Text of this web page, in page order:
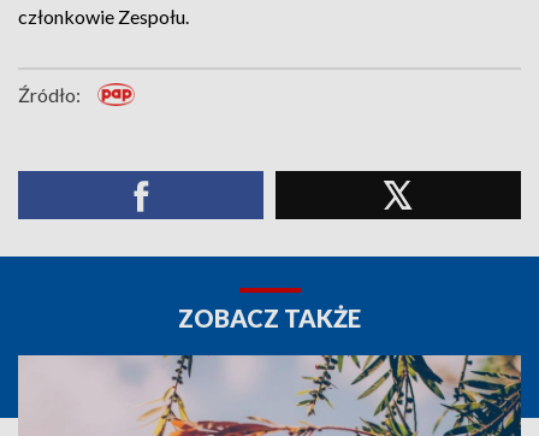
członkowie Zespołu.
Źródło:
ZOBACZ TAKŻE